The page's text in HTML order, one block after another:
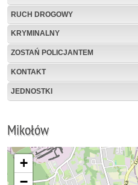
RUCH DROGOWY
KRYMINALNY
ZOSTAŃ POLICJANTEM
KONTAKT
JEDNOSTKI
Mikołów
+
−